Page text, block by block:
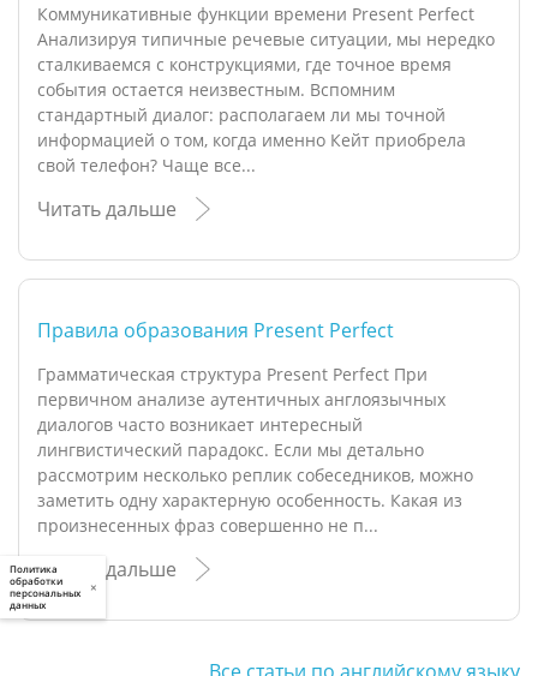
Коммуникативные функции времени Present Perfect
Анализируя типичные речевые ситуации, мы нередко
сталкиваемся с конструкциями, где точное время
события остается неизвестным. Вспомним
стандартный диалог: располагаем ли мы точной
информацией о том, когда именно Кейт приобрела
свой телефон? Чаще все...
Читать дальше
Правила образования Present Perfect
Грамматическая структура Present Perfect При
первичном анализе аутентичных англоязычных
диалогов часто возникает интересный
лингвистический парадокс. Если мы детально
рассмотрим несколько реплик собеседников, можно
заметить одну характерную особенность. Какая из
произнесенных фраз совершенно не п...
Читать дальше
Политика
обработки
персональных
данных
×